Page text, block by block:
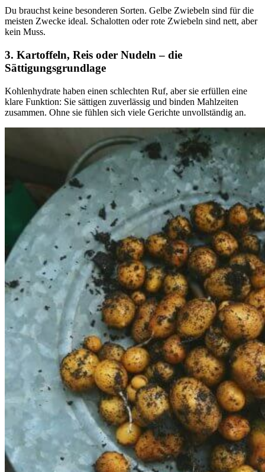
Du brauchst keine besonderen Sorten. Gelbe Zwiebeln sind für die
meisten Zwecke ideal. Schalotten oder rote Zwiebeln sind nett, aber
kein Muss.
3. Kartoffeln, Reis oder Nudeln – die
Sättigungsgrundlage
Kohlenhydrate haben einen schlechten Ruf, aber sie erfüllen eine
klare Funktion: Sie sättigen zuverlässig und binden Mahlzeiten
zusammen. Ohne sie fühlen sich viele Gerichte unvollständig an.